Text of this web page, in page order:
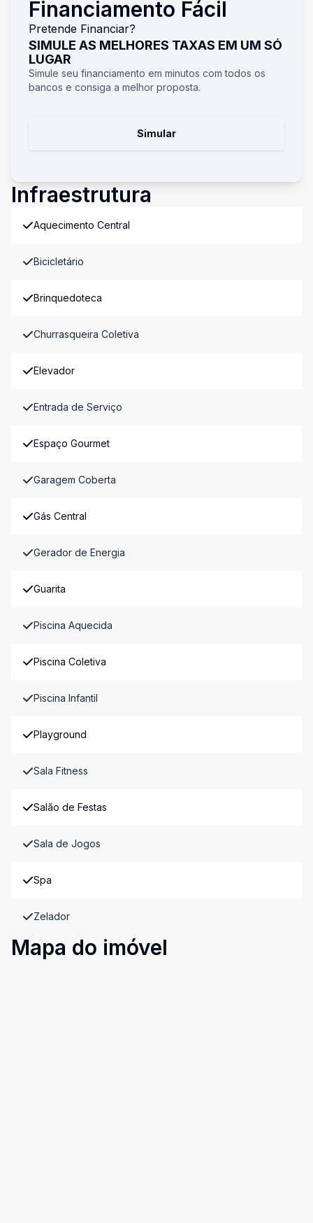
Financiamento Fácil
Pretende Financiar?
SIMULE AS MELHORES TAXAS EM UM SÓ
LUGAR
Simule seu financiamento em minutos com todos os
bancos e consiga a melhor proposta.
Simular
Infraestrutura
Aquecimento Central
Bicicletário
Brinquedoteca
Churrasqueira Coletiva
Elevador
Entrada de Serviço
Espaço Gourmet
Garagem Coberta
Gás Central
Gerador de Energia
Guarita
Piscina Aquecida
Piscina Coletiva
Piscina Infantil
Playground
Sala Fitness
Salão de Festas
Sala de Jogos
Spa
Zelador
Mapa do imóvel